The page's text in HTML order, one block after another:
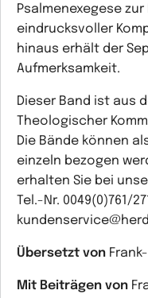
Psalmenexegese
eindrucksvoller
hinaus erhält der
Aufmerksamkeit.
Dieser Band ist aus
Theologischer
Die Bände können
einzeln bezogen
erhalten Sie bei
Tel.-Nr. 0049(0)761/
Übersetzt von
Mit Beiträgen von